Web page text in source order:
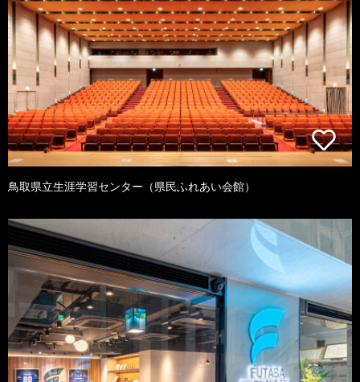
鳥取県立生涯学習センター（県民ふれあい会館）